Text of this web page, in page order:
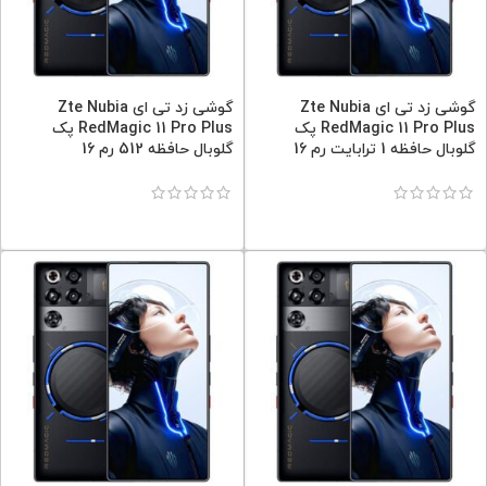
گوشی زد تی ای Zte Nubia
RedMagic 11 Pro Plus پک
گلوبال حافظه 1 ترابایت رم 16
گوشی زد تی ای Zte Nubia
RedMagic 11 Pro Plus پک
گلوبال حافظه 512 رم 16